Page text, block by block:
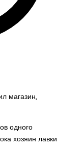
магазин,
одного
хозяин лавки